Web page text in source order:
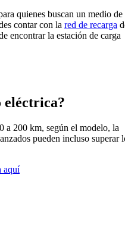
quienes buscan un medio de
contar con la red de recarga
encontrar la estación de carga
eléctrica?
a 200 km, según el modelo, la
pueden incluso superar
aquí